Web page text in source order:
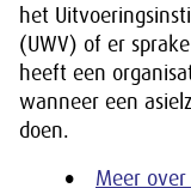
het
(UWV) of er
heeft een
wanneer een
doen.
Meer